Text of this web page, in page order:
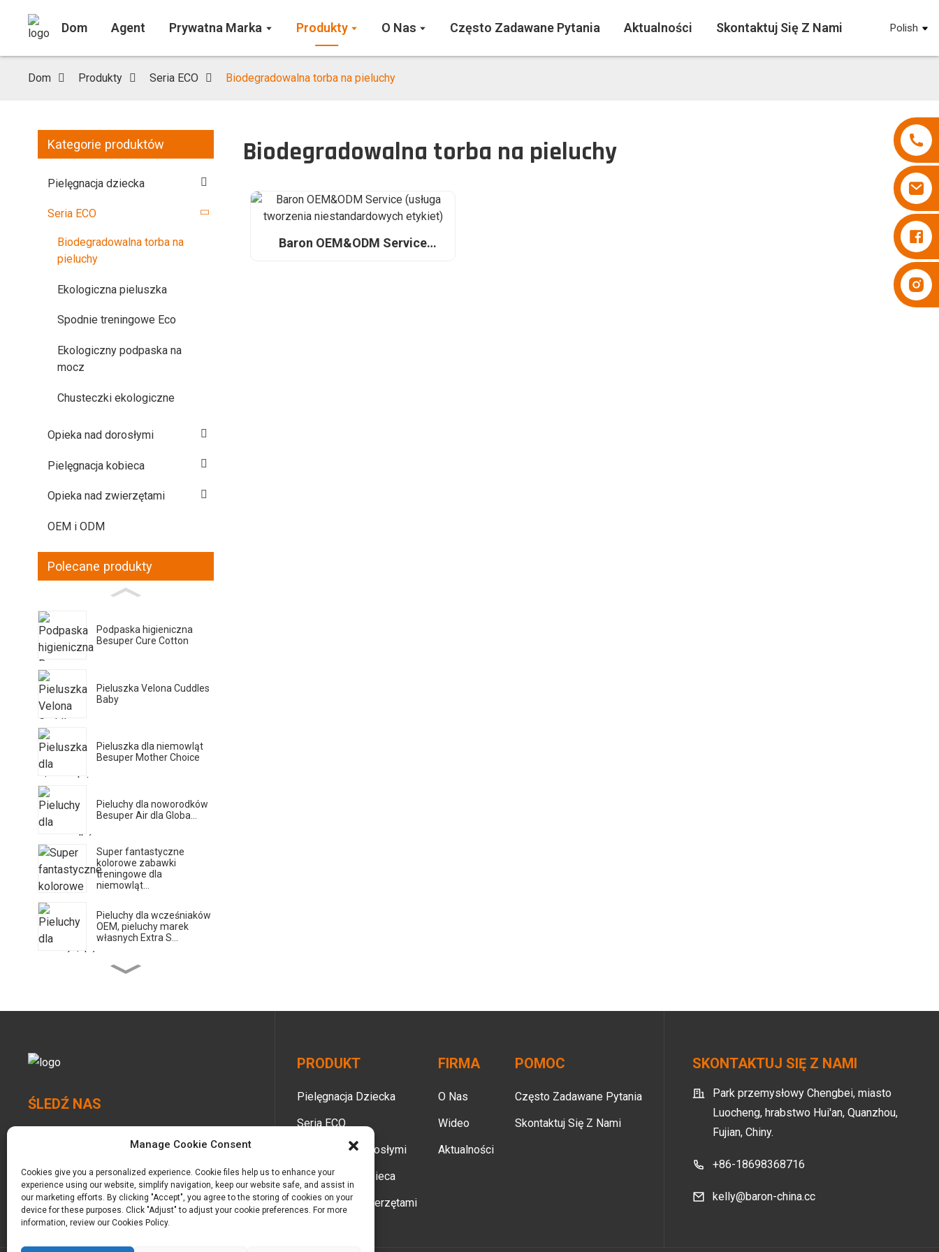
Dom Agent Prywatna Marka Produkty O Nas Często Zadawane Pytania Aktualności Skontaktuj Się Z Nami Polish
Dom Produkty Seria ECO Biodegradowalna torba na pieluchy
Kategorie produktów
Pielęgnacja dziecka
Seria ECO
Biodegradowalna torba na
pieluchy
Ekologiczna pieluszka
Spodnie treningowe Eco
Ekologiczny podpaska na
mocz
Chusteczki ekologiczne
Opieka nad dorosłymi
Pielęgnacja kobieca
Opieka nad zwierzętami
OEM i ODM
Polecane produkty
Podpaska higieniczna
Besuper Cure Cotton
Pieluszka Velona Cuddles
Baby
Pieluszka dla niemowląt
Besuper Mother Choice
Pieluchy dla noworodków
Besuper Air dla Globa...
Super fantastyczne
kolorowe zabawki
treningowe dla
niemowląt...
Pieluchy dla wcześniaków
OEM, pieluchy marek
własnych Extra S...
Besuper Bamboo Planet
pieluchomajtki dla
Besuper Eco Bamboo
Biodegradowalna torba na pieluchy
Baron OEM&ODM Service
ŚLEDŹ NAS
PRODUKT
Pielęgnacja Dziecka
Seria ECO
Opieka Nad Dorosłymi
Pielęgnacja Kobieca
Opieka Nad Zwierzętami
FIRMA
O Nas
Wideo
Aktualności
POMOC
Często Zadawane Pytania
Skontaktuj Się Z Nami
SKONTAKTUJ SIĘ Z NAMI
Park przemysłowy Chengbei, miasto
Luocheng, hrabstwo Hui'an, Quanzhou,
Fujian, Chiny.
+86-18698368716
kelly@baron-china.cc
Manage Cookie Consent
Cookies give you a personalized experience. Cookie files help us to enhance your
experience using our website, simplify navigation, keep our website safe, and assist in
our marketing efforts. By clicking "Accept", you agree to the storing of cookies on your
device for these purposes. Click "Adjust" to adjust your cookie preferences. For more
information, review our Cookies Policy.